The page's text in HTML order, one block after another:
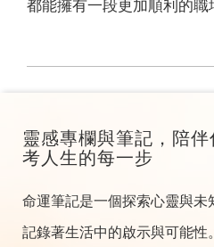
都能擁有一段更加順利的職
靈感專欄與筆記，陪伴
考人生的每一步
命運筆記是一個探索心靈與未
記錄著生活中的啟示與可能性